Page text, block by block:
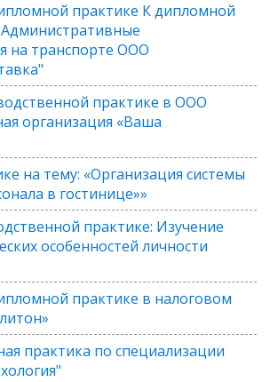
практике К дипломной
на транспорте ООО
практике в ООО
организация «Ваша
на тему: «Организация системы
в гостинице»»
практике: Изучение
особенностей личности
практике в налоговом
практика по специализации